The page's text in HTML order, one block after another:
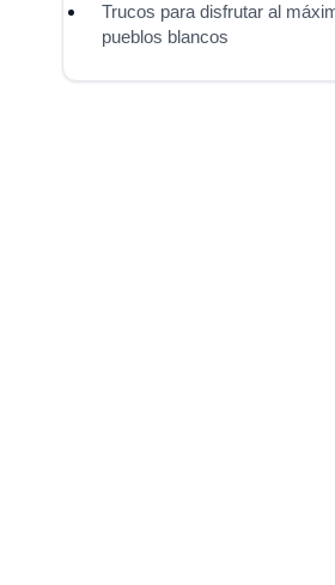
Trucos para disfrutar al
pueblos blancos